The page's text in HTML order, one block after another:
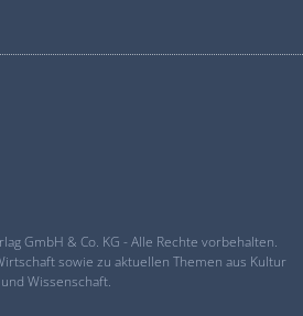
GmbH & Co. KG - Alle Rechte vorbehalten.
sowie zu aktuellen Themen aus Kultur
und Wissenschaft.